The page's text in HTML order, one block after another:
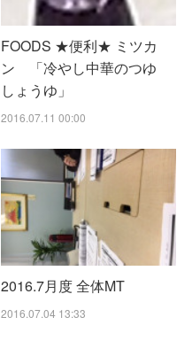
FOODS ★便利★ ミツカ
ン 「冷やし中華のつゆ
しょうゆ」
2016.07.11 00:00
2016.7月度 全体MT
2016.07.04 13:33